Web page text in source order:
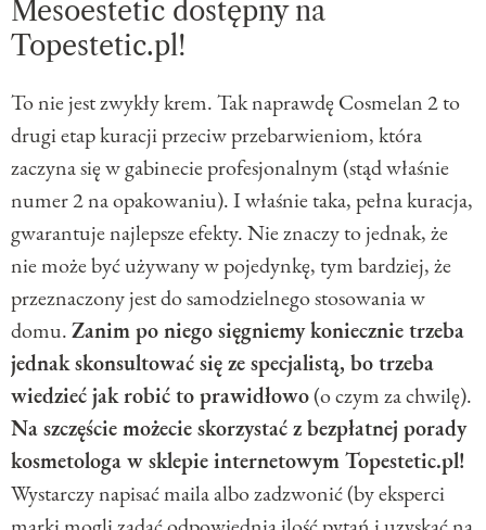
Mesoestetic dostępny na
Topestetic.pl!
To nie jest zwykły krem. Tak naprawdę Cosmelan 2 to
drugi etap kuracji przeciw przebarwieniom, która
zaczyna się w gabinecie profesjonalnym (stąd właśnie
numer 2 na opakowaniu). I właśnie taka, pełna kuracja,
gwarantuje najlepsze efekty. Nie znaczy to jednak, że
nie może być używany w pojedynkę, tym bardziej, że
przeznaczony jest do samodzielnego stosowania w
domu.Zanim po niego sięgniemy koniecznie trzeba
jednak skonsultować się ze specjalistą, bo trzeba
wiedzieć jak robić to prawidłowo(o czym za chwilę).
Na szczęście możecie skorzystać z bezpłatnej porady
kosmetologa w sklepie internetowym Topestetic.pl!
Wystarczy napisać maila albo zadzwonić (by eksperci